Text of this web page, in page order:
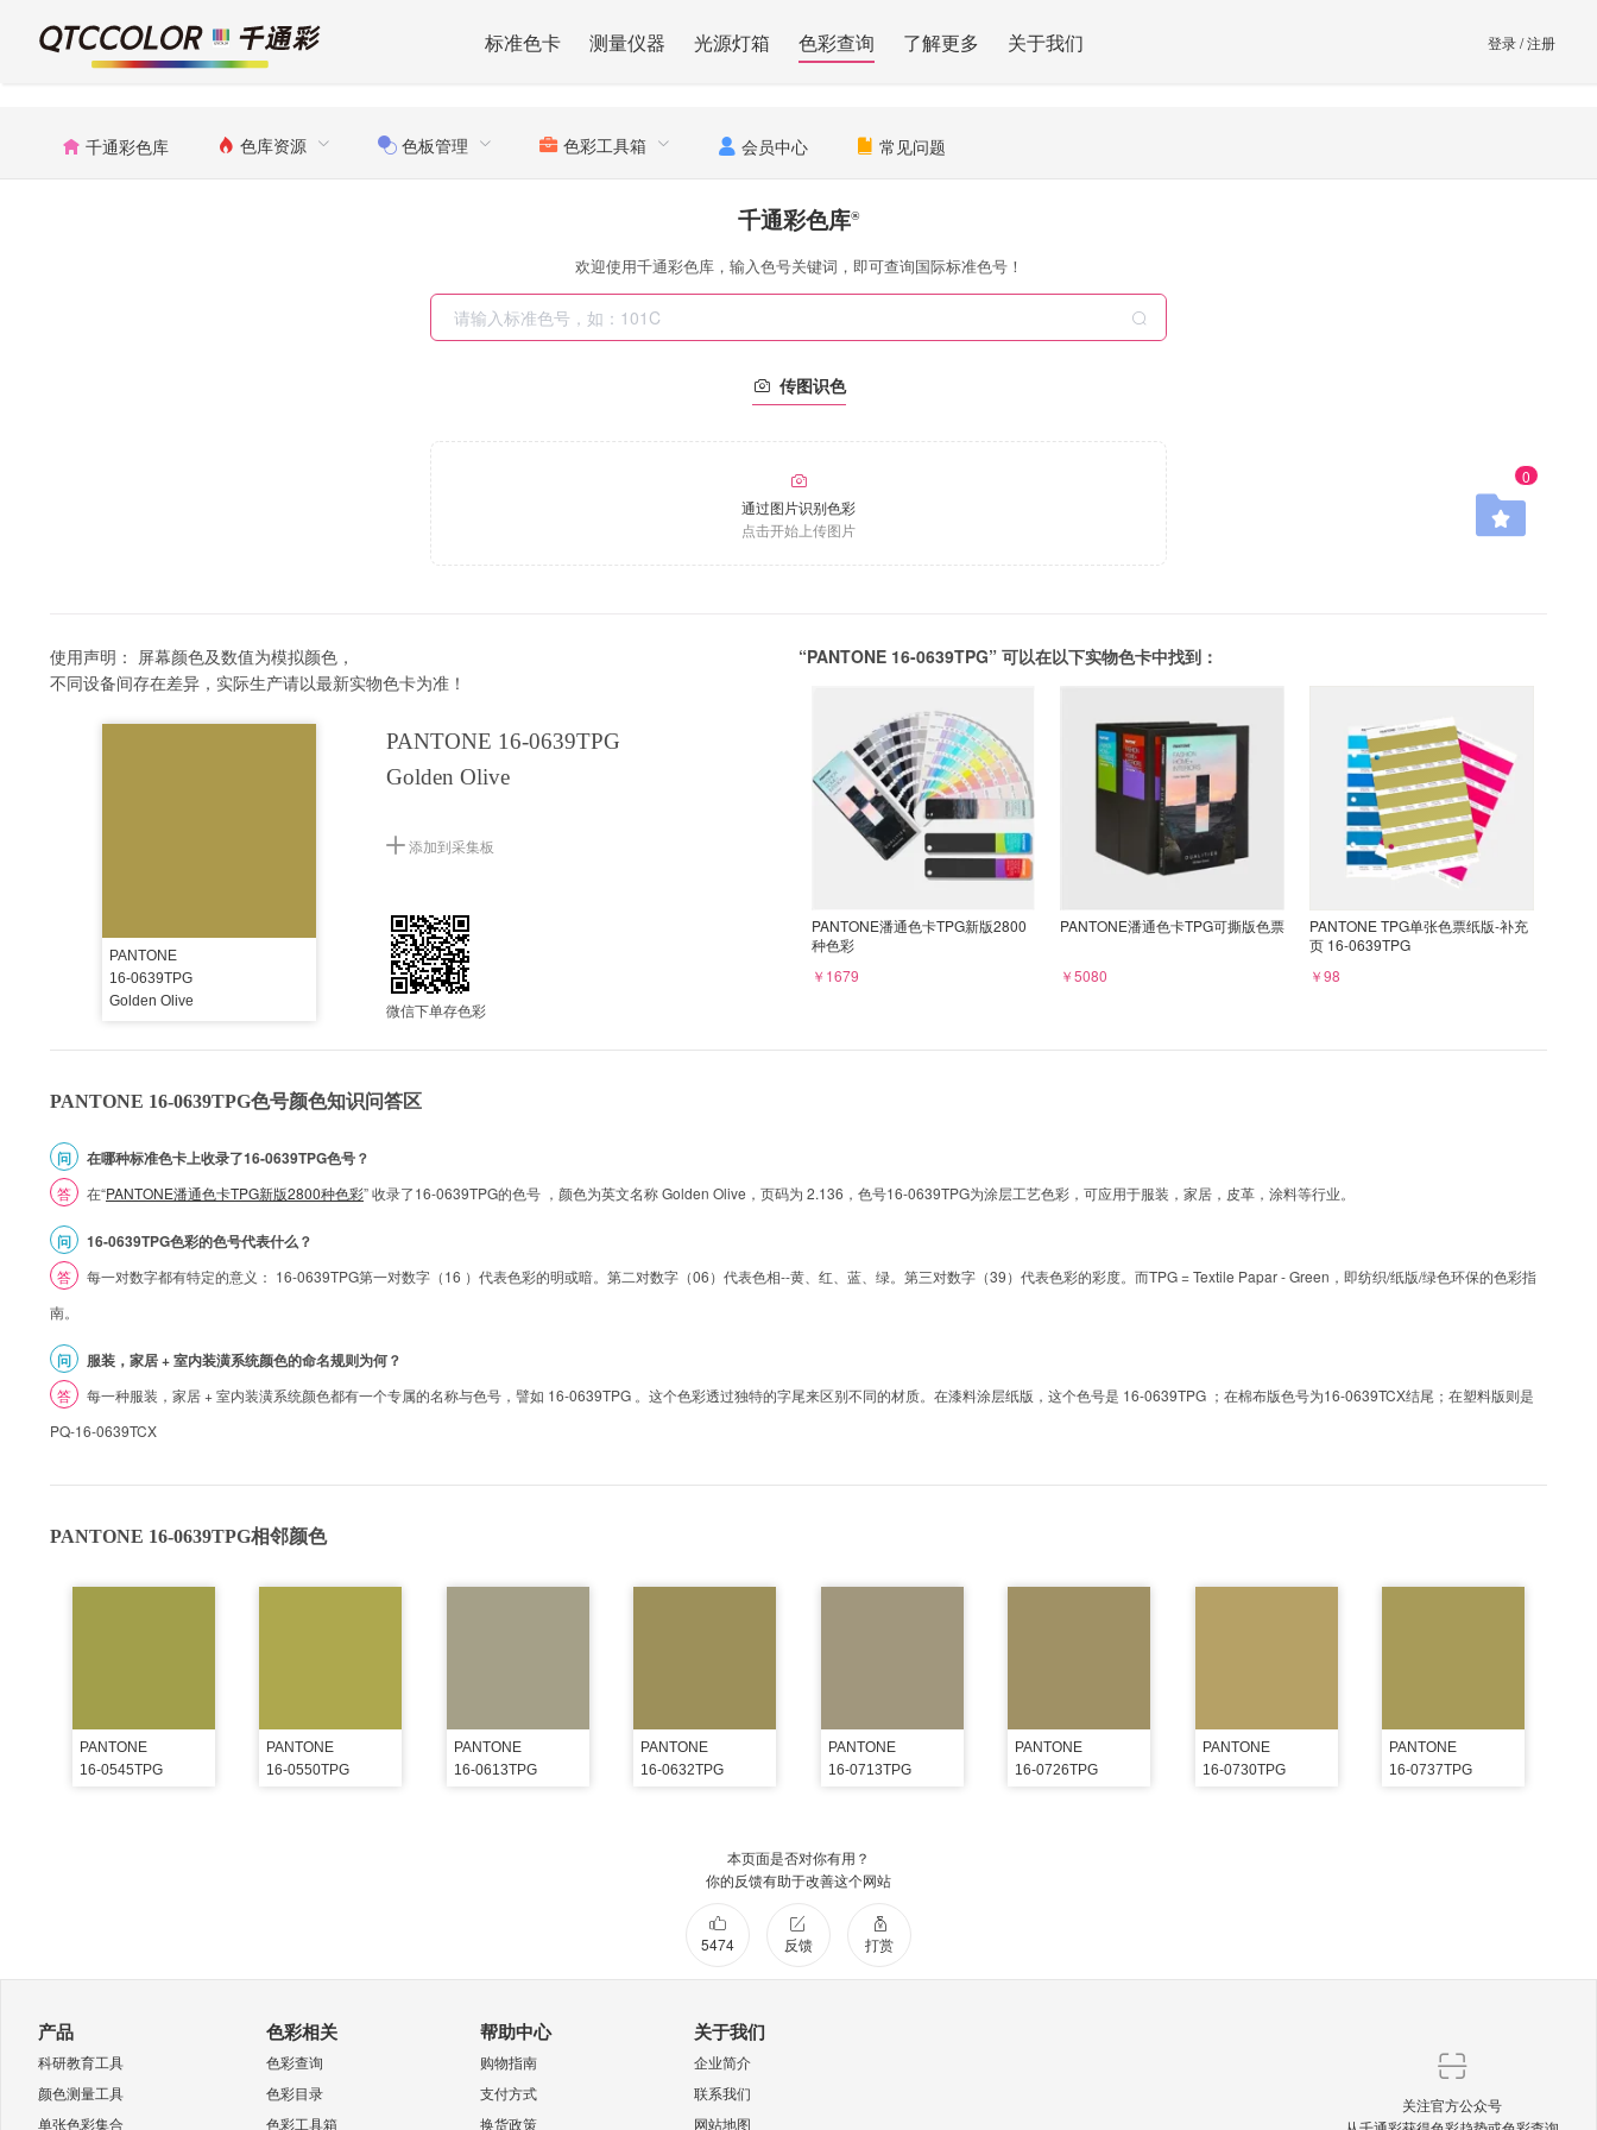
标准色卡 测量仪器 光源灯箱 色彩查询 了解更多 关于我们 登录/注册
千通彩色库 色库资源 色板管理 色彩工具箱 会员中心 常见问题
0
千通彩色库®
欢迎使用千通彩色库，输入色号关键词，即可查询国际标准色号！
传图识色
通过图片识别色彩
点击开始上传图片
使用声明： 屏幕颜色及数值为模拟颜色，
不同设备间存在差异，实际生产请以最新实物色卡为准！
PANTONE
16-0639TPG
Golden Olive
PANTONE 16-0639TPG
Golden Olive
添加到采集板
微信下单存色彩
“PANTONE 16-0639TPG” 可以在以下实物色卡中找到：
PANTONE潘通色卡TPG新版2800
种色彩
￥1679
PANTONE潘通色卡TPG可撕版色票
￥5080
PANTONE TPG单张色票纸版-补充
页 16-0639TPG
￥98
PANTONE 16-0639TPG色号颜色知识问答区
问 在哪种标准色卡上收录了16-0639TPG色号？
答 在“PANTONE潘通色卡TPG新版2800种色彩” 收录了16-0639TPG的色号 ，颜色为英文名称 Golden Olive，页码为 2.136，色号16-0639TPG为涂层工艺色彩，可应用于服装，家居，皮革，涂料等行业。
问 16-0639TPG色彩的色号代表什么？
答
每一对数字都有特定的意义： 16-0639TPG第一对数字（16 ）代表色彩的明或暗。第二对数字（06）代表色相--黄、红、蓝、绿。第三对数字（39）代表色彩的彩度。而TPG = Textile Papar - Green，即纺织/纸版/绿色环保的色彩指
南。
问 服装，家居 + 室内装潢系统颜色的命名规则为何？
答
每一种服装，家居 + 室内装潢系统颜色都有一个专属的名称与色号，譬如 16-0639TPG 。这个色彩透过独特的字尾来区别不同的材质。在漆料涂层纸版，这个色号是 16-0639TPG ；在棉布版色号为16-0639TCX结尾；在塑料版则是
PQ-16-0639TCX
PANTONE 16-0639TPG相邻颜色
PANTONE
16-0545TPG
PANTONE
16-0550TPG
PANTONE
16-0613TPG
PANTONE
16-0632TPG
PANTONE
16-0713TPG
PANTONE
16-0726TPG
PANTONE
16-0730TPG
PANTONE
16-0737TPG
本页面是否对你有用？
你的反馈有助于改善这个网站
5474 反馈 打赏
产品
科研教育工具
颜色测量工具
单张色彩集合
色彩相关
色彩查询
色彩目录
色彩工具箱
帮助中心
购物指南
支付方式
换货政策
关于我们
企业简介
联系我们
网站地图
关注官方公众号